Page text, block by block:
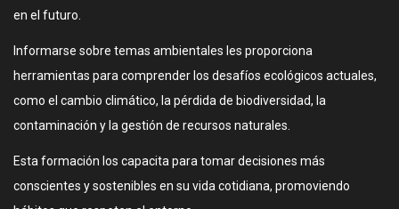
en el futuro.
Informarse sobre temas ambientales les proporciona
herramientas para comprender los desafíos ecológicos actuales,
como el cambio climático, la pérdida de biodiversidad, la
contaminación y la gestión de recursos naturales.
Esta formación los capacita para tomar decisiones más
conscientes y sostenibles en su vida cotidiana, promoviendo